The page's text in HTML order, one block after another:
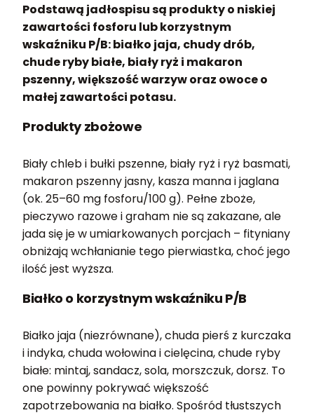
Podstawą jadłospisu są produkty o niskiej
zawartości fosforu lub korzystnym
wskaźniku P/B: białko jaja, chudy drób,
chude ryby białe, biały ryż i makaron
pszenny, większość warzyw oraz owoce o
małej zawartości potasu.
Produkty zbożowe
Biały chleb i bułki pszenne, biały ryż i ryż basmati,
makaron pszenny jasny, kasza manna i jaglana
(ok. 25–60 mg fosforu/100 g). Pełne zboże,
pieczywo razowe i graham nie są zakazane, ale
jada się je w umiarkowanych porcjach – fityniany
obniżają wchłanianie tego pierwiastka, choć jego
ilość jest wyższa.
Białko o korzystnym wskaźniku P/B
Białko jaja (niezrównane), chuda pierś z kurczaka
i indyka, chuda wołowina i cielęcina, chude ryby
białe: mintaj, sandacz, sola, morszczuk, dorsz. To
one powinny pokrywać większość
zapotrzebowania na białko. Spośród tłustszych